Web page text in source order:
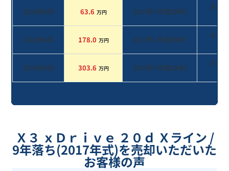
2026年6月 63.6 万円 2017年 (平成29年)
ホワ
2023年4月 178.0 万円 2017年 (平成29年)
ホワ
2021年9月 303.6 万円 2017年 (平成29年)
ホワ
Ｘ３ ｘＤｒｉｖｅ ２０ｄ Ｘライン /
9年落ち(2017年式)を売却いただいた
お客様の声